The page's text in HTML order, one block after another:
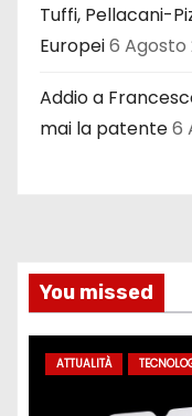
Tuffi, Pellacani-
Europei6 Agosto
Addio a
mai la patente6
You missed
ATTUALITÀ